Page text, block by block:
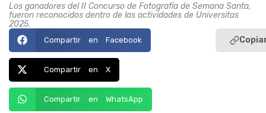
Los ganadores del II Concurso de Fotografía de Semana Santa,
fueron reconocidos dentro de las actividades de Universitas
2025.
Compartir en Facebook
Compartir en X
Compartir en WhatsApp